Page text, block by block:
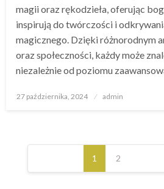
magii oraz rękodzieła, oferując
inspirują do twórczości i
magicznego. Dzięki różnorodnym
oraz społeczności, każdy może
niezależnie od poziomu
Opublikowane
27 października, 2024 admin
Stronicowanie
1 2